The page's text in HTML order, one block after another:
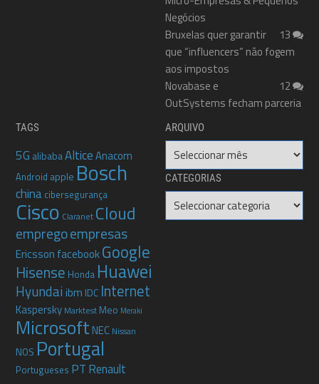
Negócios
13
Bruxelas quer garantir
que “influencers” não fogem
aos impostos
12
Novabase e
OutSystems fecham parceria
TAGS
5G alibabaAlticeAnacom
Android apple Bosch
china cibersegurança
Cisco Claranet Cloud
empregoempresas
Ericsson facebookGoogle
Hisense Honda Huawei
Hyundai ibm IDC Internet
Kaspersky Marktest Meo Meraki
MicrosoftNEC Nissan
NOS Portugal
Portugueses PT Renault
ARQUIVO
Arquivo
CATEGORIAS
Categorias